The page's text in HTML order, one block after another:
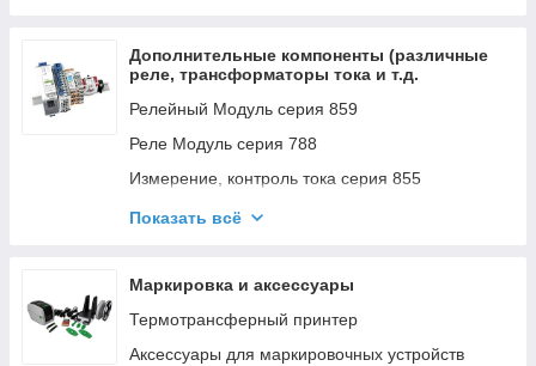
Дополнительные компоненты (различные
реле, трансформаторы тока и т.д.
Релейный Модуль серия 859
Реле Модуль серия 788
Измерение, контроль тока серия 855
Реле Модуль серии 857
Модуль Переключатель пороговых значений
Показать всё
Маркировка и аксессуары
Термотрансферный принтер
Аксессуары для маркировочных устройств